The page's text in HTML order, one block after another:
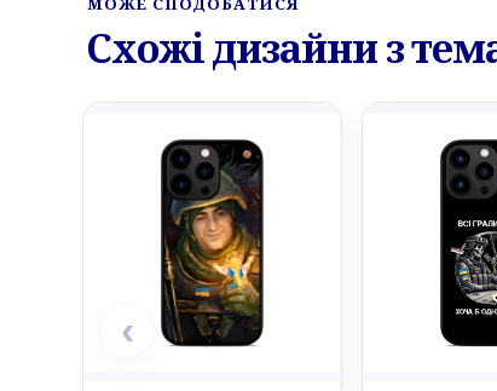
Схожі дизайни з
‹